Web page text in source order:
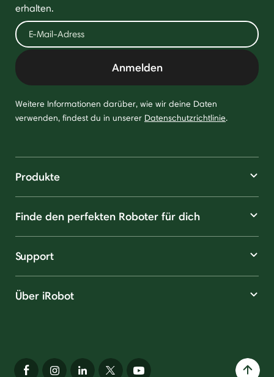
erhalten.
Anmelden
Weitere Informationen darüber, wie wir deine Daten
verwenden, findest du in unserer Datenschutzrichtlinie.
Produkte
Finde den perfekten Roboter für dich
Support
Über iRobot